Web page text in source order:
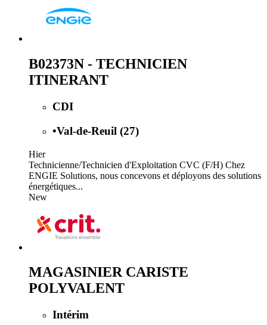
B02373N - TECHNICIEN
ITINERANT
CDI
•Val-de-Reuil (27)
Hier
Technicienne/Technicien d'Exploitation CVC (F/H) Chez
ENGIE Solutions, nous concevons et déployons des solutions
énergétiques...
New
MAGASINIER CARISTE
POLYVALENT
Intérim